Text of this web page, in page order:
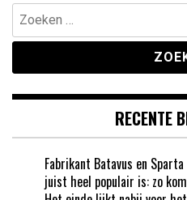
Zoeken
naar:
RECENTE
Fabrikant Batavus en
juist heel populair is: zo